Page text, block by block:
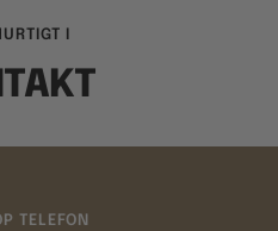
I
TELEFON